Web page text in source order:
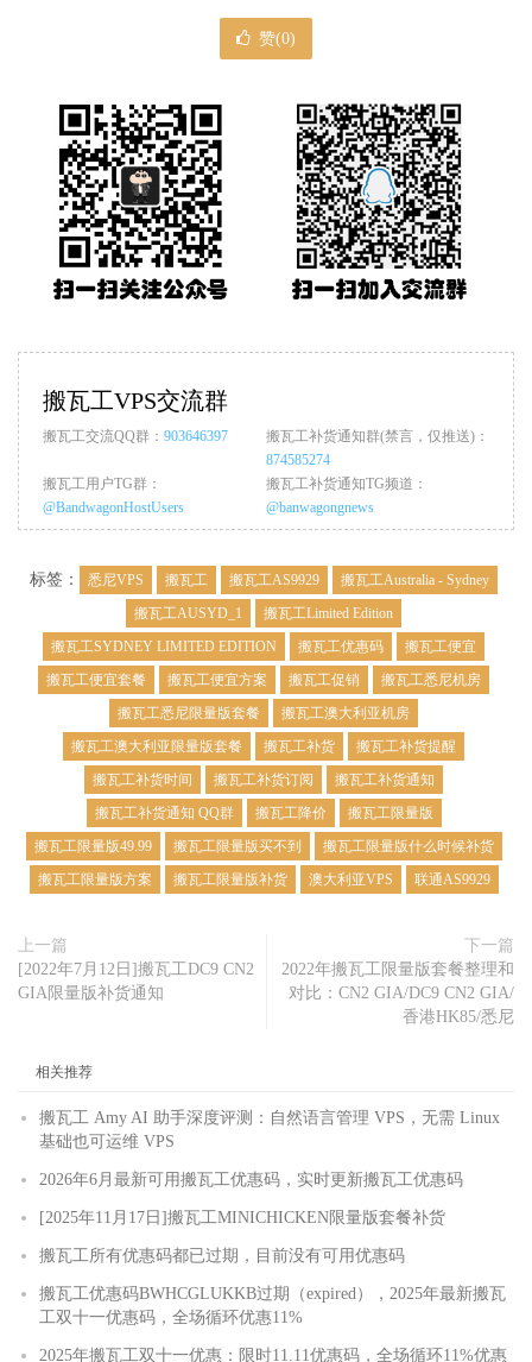
赞(0)
搬瓦工VPS交流群
搬瓦工交流QQ群： 903646397
搬瓦工补货通知群(禁言，仅推送)：
874585274
搬瓦工用户TG群：
@BandwagonHostUsers
搬瓦工补货通知TG频道：
@banwagongnews
标签： 悉尼VPS 搬瓦工 搬瓦工AS9929
搬瓦工Australia - Sydney
搬瓦工AUSYD_1
搬瓦工Limited Edition
搬瓦工SYDNEY LIMITED EDITION
搬瓦工优惠码
搬瓦工便宜
搬瓦工便宜套餐
搬瓦工便宜方案 搬瓦工促销
搬瓦工悉尼机房
搬瓦工悉尼限量版套餐
搬瓦工澳大利亚机房
搬瓦工澳大利亚限量版套餐
搬瓦工补货
搬瓦工补货提醒
搬瓦工补货时间
搬瓦工补货订阅
搬瓦工补货通知
搬瓦工补货通知 QQ群
搬瓦工降价
搬瓦工限量版
搬瓦工限量版49.99
搬瓦工限量版买不到
搬瓦工限量版什么时候补货
搬瓦工限量版方案
搬瓦工限量版补货 澳大利亚VPS 联通AS9929
上一篇
[2022年7月12日]搬瓦工DC9 CN2
GIA限量版补货通知
下一篇
2022年搬瓦工限量版套餐整理和
对比：CN2 GIA/DC9 CN2 GIA/
香港HK85/悉尼
相关推荐
搬瓦工 Amy AI 助手深度评测：自然语言管理 VPS，无需 Linux
基础也可运维 VPS
2026年6月最新可用搬瓦工优惠码，实时更新搬瓦工优惠码
[2025年11月17日]搬瓦工MINICHICKEN限量版套餐补货
搬瓦工所有优惠码都已过期，目前没有可用优惠码
搬瓦工优惠码BWHCGLUKKB过期（expired），2025年最新搬瓦
工双十一优惠码，全场循环优惠11%
2025年搬瓦工双十一优惠：限时11.11优惠码，全场循环11%优惠